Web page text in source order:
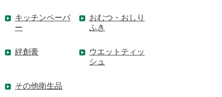
キッチンペーパ
ー
おむつ・おしり
ふき
絆創膏
ウエットティッ
シュ
その他衛生品